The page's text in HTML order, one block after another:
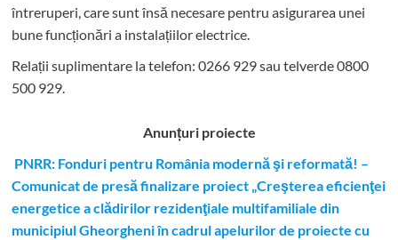
întreruperi, care sunt însă necesare pentru asigurarea unei
bune funcționări a instalațiilor electrice.
Relații suplimentare la telefon: 0266 929 sau telverde 0800
500 929.
Anunțuri proiecte
PNRR: Fonduri pentru România modernă şi reformată! –
Comunicat de presă finalizare proiect „Creşterea eficienţei
energetice a clădirilor rezidenţiale multifamiliale din
municipiul Gheorgheni în cadrul apelurilor de proiecte cu